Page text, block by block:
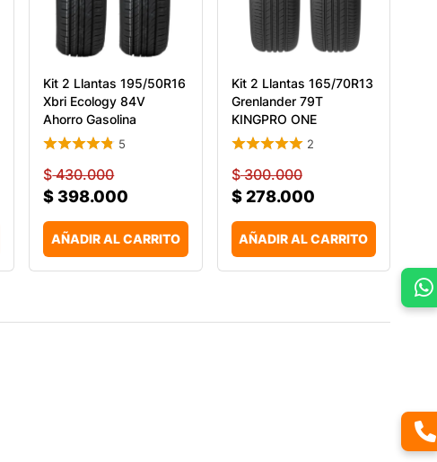
Kit 2 Llantas 195/50R16
Xbri Ecology 84V
Ahorro Gasolina
5
$430.000
$398.000
AÑADIR AL CARRITO
Kit 2 Llantas 165/70R13
Grenlander 79T
KINGPRO ONE
2
$300.000
$278.000
AÑADIR AL CARRITO